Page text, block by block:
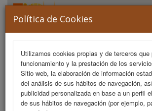
Política de Cookies
Utilizamos cookies propias y de terceros que
funcionamiento y la prestación de los
Sitio web, la elaboración de información
del análisis de sus hábitos de navegación,
publicidad personalizada en base a un perfil
de sus hábitos de navegación (por ejemplo,
MENU
Programa Científico